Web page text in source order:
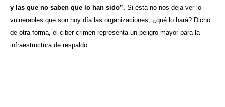
y las que no saben que lo han sido”. Si ésta no nos deja ver lo
vulnerables que son hoy día las organizaciones, ¿qué lo hará? Dicho
de otra forma, el ciber-crimen representa un peligro mayor para la
infraestructura de respaldo.